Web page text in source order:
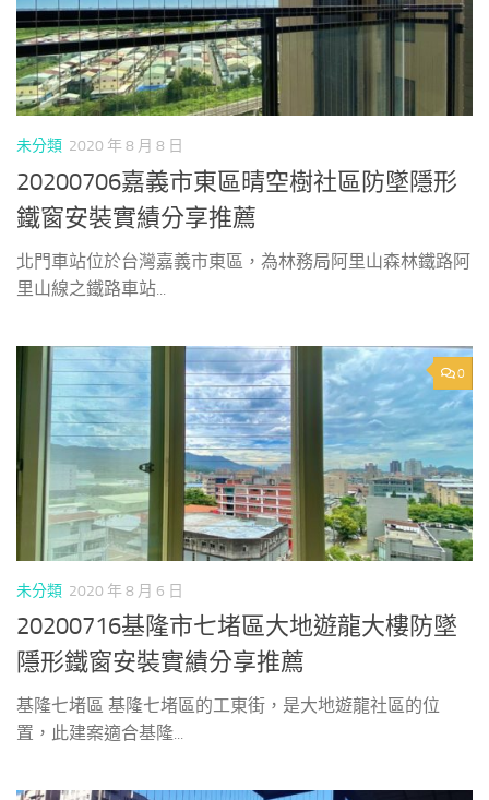
未分類 2020 年 8 月 8 日
20200706嘉義市東區晴空樹社區防墜隱形
鐵窗安裝實績分享推薦
北門車站位於台灣嘉義市東區，為林務局阿里山森林鐵路阿
里山線之鐵路車站...
0
未分類 2020 年 8 月 6 日
20200716基隆市七堵區大地遊龍大樓防墜
隱形鐵窗安裝實績分享推薦
基隆七堵區 基隆七堵區的工東街，是大地遊龍社區的位
置，此建案適合基隆...